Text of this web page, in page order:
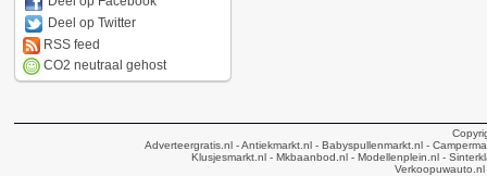
Deel op Twitter
RSS feed
CO2 neutraal gehost
Adverteergratis.nl- Antiekmarkt.nl- Babyspullenmarkt.nl-
Klusjesmarkt.nl- Mkbaanbod.nl- Modellenplein.nl-
Verkoopuwauto.nl